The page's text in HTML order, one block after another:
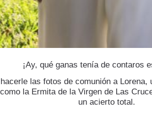
¡Ay, qué ganas tenía de contaros
las fotos de comunión a
la Ermita de la Virgen de Las
un acierto total.